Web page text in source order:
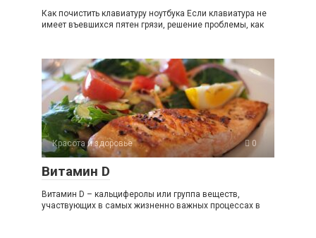
Как почистить клавиатуру ноутбука Если клавиатура не
имеет въевшихся пятен грязи, решение проблемы, как
Красота и здоровье 0
Витамин D
Витамин D – кальциферолы или группа веществ,
участвующих в самых жизненно важных процессах в